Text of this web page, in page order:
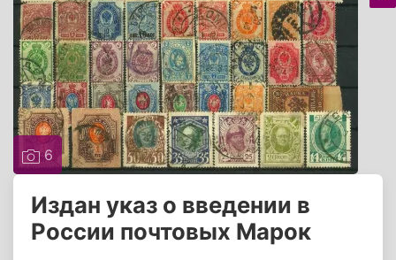
6
Издан указ о введении в
России почтовых Марок